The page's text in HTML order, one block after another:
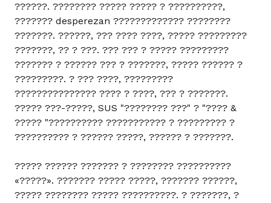
??????. ???????? ????? ????? ? ??????????,
??????? desperezan ????????????? ????????
???????. ??????, ??? ???? ????, ????? ?????????
???????, ?? ? ???. ??? ??? ? ????? ?????????
??????? ? ?????? ??? ? ???????, ????? ?????? ?
?????????. ? ??? ????, ?????????
??????????????? ???? ? ????, ??? ? ???????.
????? ???-?????, SUS "???????? ???" ? "???? &
????? "?????????? ??????????? ? ????????? ?
?????????? ? ?????? ?????, ?????? ? ???????.
????? ?????? ??????? ? ???????? ??????????
«?????». ??????? ????? ?????, ??????? ??????,
????? ???????? ????? ??????????. ? ???????, ?